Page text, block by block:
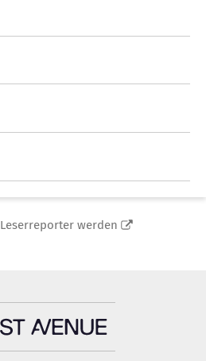
Leserreporter werden